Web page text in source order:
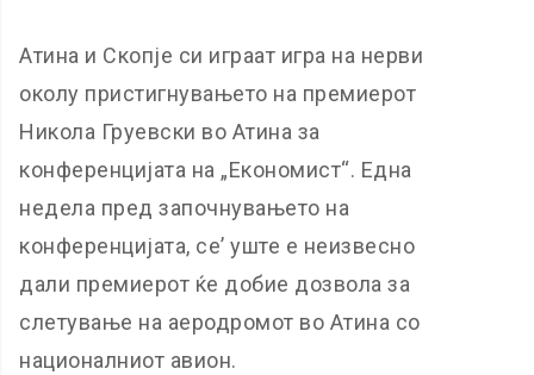
Атина и Скопје си играат игра на нерви
околу пристигнувањето на премиерот
Никола Груевски во Атина за
конференцијата на „Економист“. Една
недела пред започнувањето на
конференцијата, се’ уште е неизвесно
дали премиерот ќе добие дозвола за
слетување на аеродромот во Атина со
националниот авион.